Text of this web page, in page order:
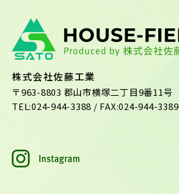
株式会社佐藤工業
〒963-8803 郡山市横塚二丁目9番11号
TEL:024-944-3388 / FAX:024-944-3389